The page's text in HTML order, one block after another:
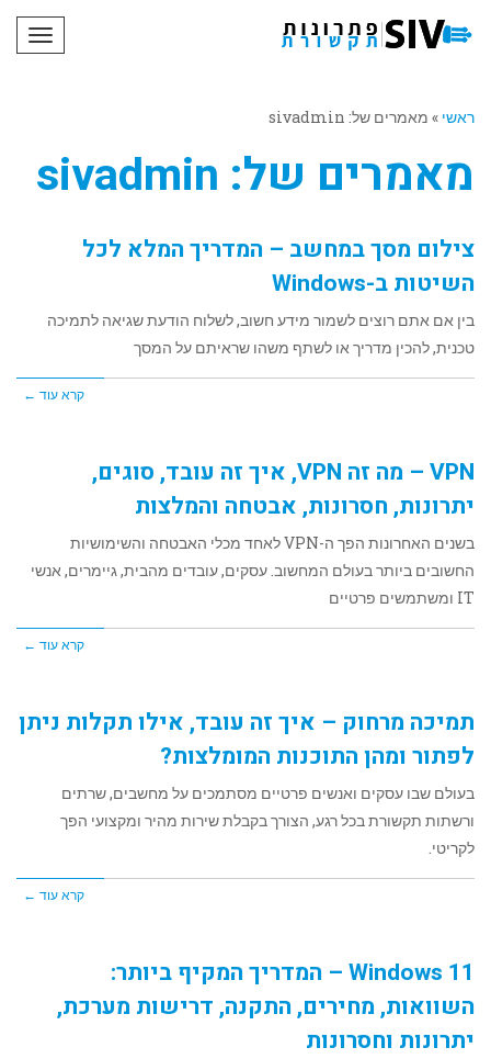
ראשי » מאמרים של: sivadmin
מאמרים של: sivadmin
צילום מסך במחשב – המדריך המלא לכל
השיטות ב-Windows
בין אם אתם רוצים לשמור מידע חשוב, לשלוח הודעת שגיאה לתמיכה
טכנית, להכין מדריך או לשתף משהו שראיתם על המסך
קרא עוד ←
VPN – מה זה VPN, איך זה עובד, סוגים,
יתרונות, חסרונות, אבטחה והמלצות
בשנים האחרונות הפך ה-VPN לאחד מכלי האבטחה והשימושיות
החשובים ביותר בעולם המחשוב. עסקים, עובדים מהבית, גיימרים, אנשי
IT ומשתמשים פרטיים
קרא עוד ←
תמיכה מרחוק – איך זה עובד, אילו תקלות ניתן
לפתור ומהן התוכנות המומלצות?
בעולם שבו עסקים ואנשים פרטיים מסתמכים על מחשבים, שרתים
ורשתות תקשורת בכל רגע, הצורך בקבלת שירות מהיר ומקצועי הפך
לקריטי.
קרא עוד ←
Windows 11 – המדריך המקיף ביותר:
השוואות, מחירים, התקנה, דרישות מערכת,
יתרונות וחסרונות